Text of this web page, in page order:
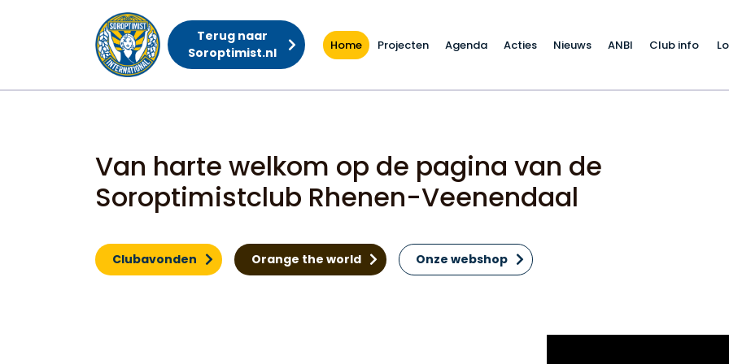
Terug naar
Soroptimist.nl
Home Projecten Agenda Acties Nieuws ANBI Club info
Van harte welkom op de pagina van de
Soroptimistclub Rhenen-Veenendaal
Clubavonden Orange the world Onze webshop